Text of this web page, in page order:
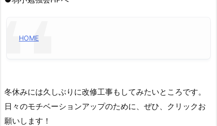
HOME
冬休みには久しぶりに改修工事もしてみたいところです。
日々のモチベーションアップのために、ぜひ、クリックお
願いします！